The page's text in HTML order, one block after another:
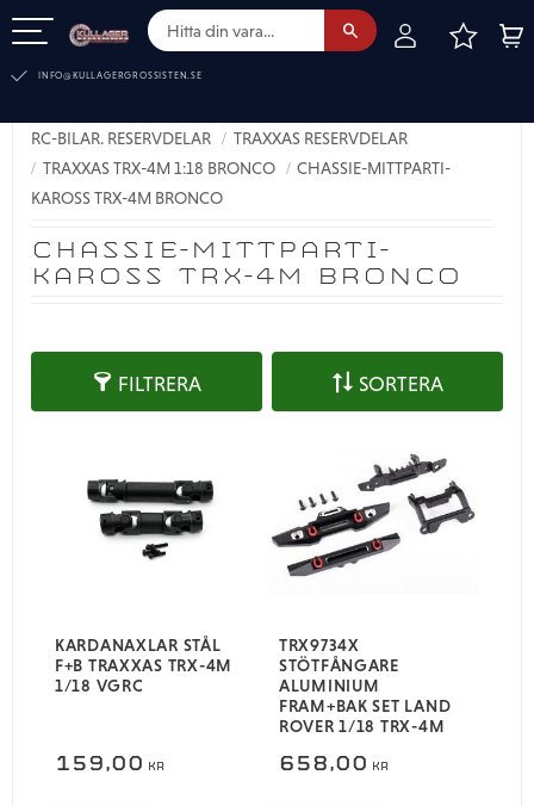
INFO@KULLAGERGROSSISTEN.SE
CHASSIE-MITTPARTI-
KAROSS TRX-4M BRONCO
RC-BILAR. RESERVDELAR
TRAXXAS RESERVDELAR
TRAXXAS TRX-4M 1:18 BRONCO
CHASSIE-MITTPARTI-
KAROSS TRX-4M BRONCO
FILTRERA SORTERA
KARDANAXLAR STÅL
F+B TRAXXAS TRX-4M
1/18 VGRC
159,00 KR
TRX9734X
STÖTFÅNGARE
ALUMINIUM
FRAM+BAK SET LAND
ROVER 1/18 TRX-4M
658,00 KR